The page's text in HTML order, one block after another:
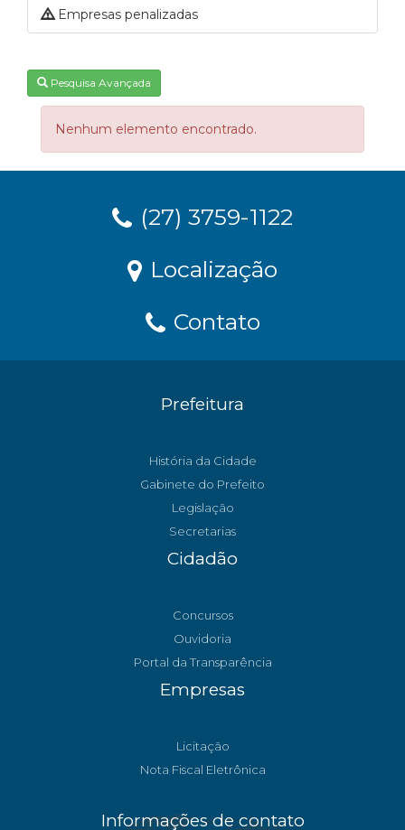
Empresas penalizadas
Pesquisa Avançada
Nenhum elemento encontrado.
(27) 3759-1122
Localização
Contato
Prefeitura
História da Cidade
Gabinete do Prefeito
Legislação
Secretarias
Cidadão
Concursos
Ouvidoria
Portal da Transparência
Empresas
Licitação
Nota Fiscal Eletrônica
Informações de contato